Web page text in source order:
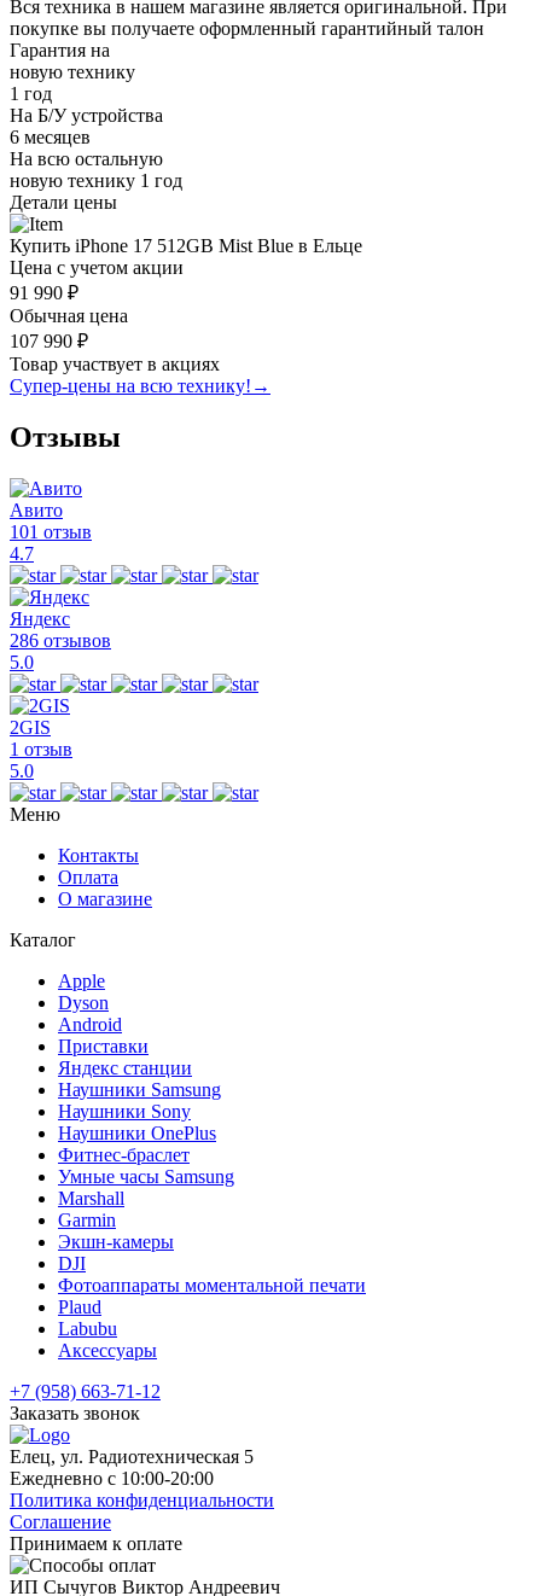
Вся техника в нашем магазине является оригинальной. При
покупке вы получаете оформленный гарантийный талон
Гарантия на
новую технику
1 год
На Б/У устройства
6 месяцев
На всю остальную
новую технику 1 год
Детали цены
Купить iPhone 17 512GB Mist Blue в Ельце
Цена с учетом акции
91 990 ₽
Обычная цена
107 990 ₽
Товар участвует в акциях
Супер-цены на всю технику! →
Отзывы
Авито
101 отзыв
4.7
Яндекс
286 отзывов
5.0
2GIS
1 отзыв
5.0
Меню
Контакты
Оплата
О магазине
Каталог
Apple
Dyson
Android
Приставки
Яндекс станции
Наушники Samsung
Наушники Sony
Наушники OnePlus
Фитнес-браслет
Умные часы Samsung
Marshall
Garmin
Экшн-камеры
DJI
Фотоаппараты моментальной печати
Plaud
Labubu
Аксессуары
+7 (958) 663-71-12
Заказать звонок
Елец, ул. Радиотехническая 5
Ежедневно с 10:00-20:00
Политика конфиденциальности
Соглашение
Принимаем к оплате
ИП Сычугов Виктор Андреевич